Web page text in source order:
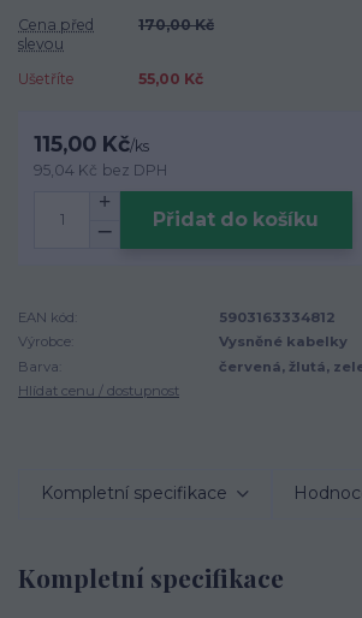
Cena před
slevou
170,00 Kč
Ušetříte 55,00 Kč
115,00 Kč/ks
95,04 Kč bez DPH
Přidat do košíku
EAN kód:
5903163334812
Výrobce:
Vysněné kabelky
Barva:
červená, žlutá,
Hlídat cenu / dostupnost
Kompletní specifikace
Kompletní specifikace